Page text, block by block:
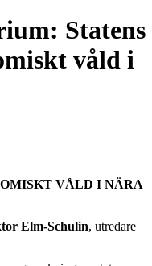
Statens
våld i
VÅLD I NÄRA
Elm-Schulin, utredare